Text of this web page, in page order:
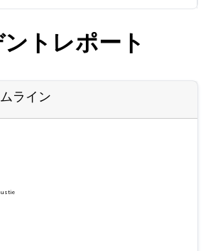
トレポート
ライン